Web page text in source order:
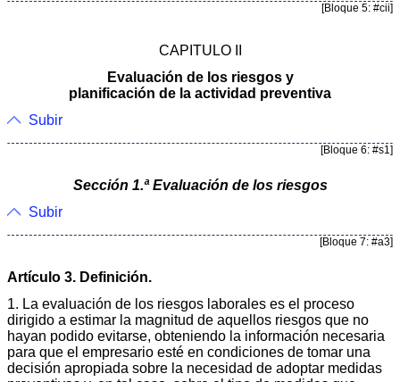
[Bloque 5: #cii]
CAPITULO II
Evaluación de los riesgos y
planificación de la actividad preventiva
Subir
[Bloque 6: #s1]
Sección 1.ª Evaluación de los riesgos
Subir
[Bloque 7: #a3]
Artículo 3. Definición.
1. La evaluación de los riesgos laborales es el proceso
dirigido a estimar la magnitud de aquellos riesgos que no
hayan podido evitarse, obteniendo la información necesaria
para que el empresario esté en condiciones de tomar una
decisión apropiada sobre la necesidad de adoptar medidas